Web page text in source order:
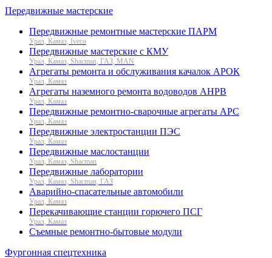
Передвижные мастерские
Передвижные ремонтные мастерские ПАРМ
Урал, Камаз, Iveco
Передвижные мастерские с КМУ
Урал, Камаз, Shacman, ГАЗ, MAN
Агрегаты ремонта и обслуживания качалок АРОК
Урал, Камаз
Агрегаты наземного ремонта водоводов АНРВ
Урал, Камаз
Передвижные ремонтно-сварочные агрегаты АРС
Урал, Камаз
Передвижные электростанции ПЭС
Урал, Камаз
Передвижные маслостанции
Урал, Камаз, Shacman
Передвижные лаборатории
Урал, Камаз, Shacman, ГАЗ
Аварийно-спасательные автомобили
Урал, Камаз
Перекачивающие станции горючего ПСГ
Урал, Камаз
Съемные ремонтно-бытовые модули
Фургонная спецтехника